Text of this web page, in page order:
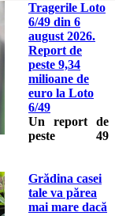
Tragerile Loto
6/49 din 6
august 2026.
Report de
peste 9,34
milioane de
euro la Loto
6/49
Un report de
peste 49
Grădina casei
tale va părea
mai mare dacă